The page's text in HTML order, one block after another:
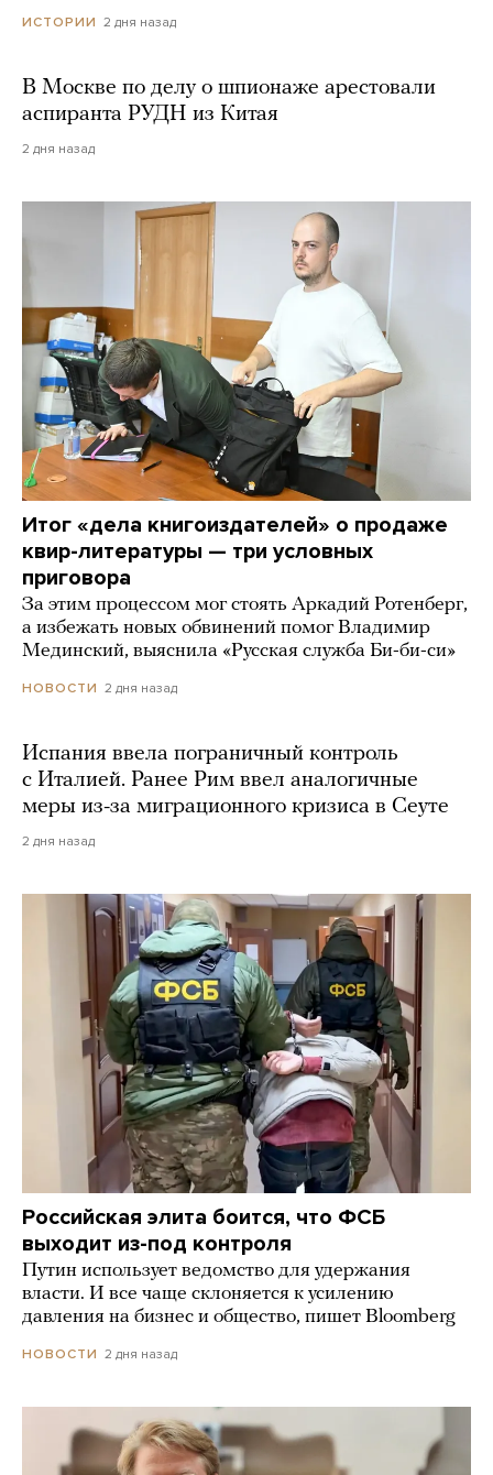
ИСТОРИИ 2 дня назад
В Москве по делу о шпионаже арестовали
аспиранта РУДН из Китая
2 дня назад
Итог «дела книгоиздателей» о продаже
квир-литературы — три условных
приговора
За этим процессом мог стоять Аркадий Ротенберг,
а избежать новых обвинений помог Владимир
Мединский, выяснила «Русская служба Би-би-си»
НОВОСТИ 2 дня назад
Испания ввела пограничный контроль
с Италией. Ранее Рим ввел аналогичные
меры из-за миграционного кризиса в Сеуте
2 дня назад
Российская элита боится, что ФСБ
выходит из-под контроля
Путин использует ведомство для удержания
власти. И все чаще склоняется к усилению
давления на бизнес и общество, пишет Bloomberg
НОВОСТИ 2 дня назад